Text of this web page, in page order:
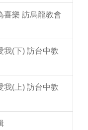
喜樂 訪烏龍教會
我(下) 訪台中教
我(上) 訪台中教